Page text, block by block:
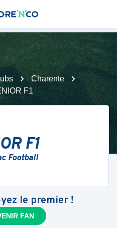
Charente
F1
F1
Football
le premier !
FAN